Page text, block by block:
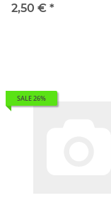
2,50 € *
SALE 26%